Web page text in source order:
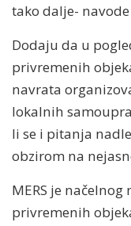
tako dalje-
Dodaju da u
privremenih
navrata
lokalnih
li se i pitanja
obzirom na
MERS je
privremenih